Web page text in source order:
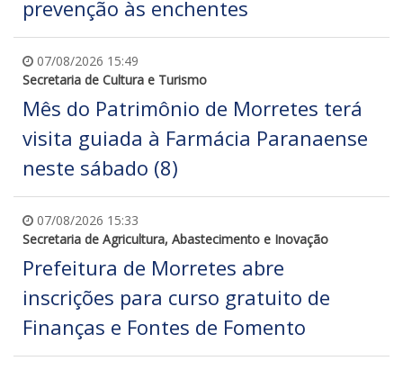
prevenção às enchentes
07/08/2026 15:49
Secretaria de Cultura e Turismo
Mês do Patrimônio de Morretes terá
visita guiada à Farmácia Paranaense
neste sábado (8)
07/08/2026 15:33
Secretaria de Agricultura, Abastecimento e Inovação
Prefeitura de Morretes abre
inscrições para curso gratuito de
Finanças e Fontes de Fomento